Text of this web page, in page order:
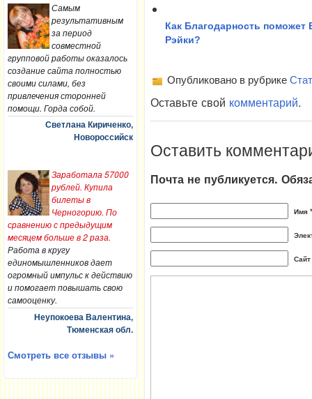
Самым
результативным
за период
совместной
групповой работы оказалось
создание сайта полностью
своими силами, без
привлечения сторонней
помощи. Горда собой.
Светлана Кириченко,
Новороссийск
Заработала 57000
рублей. Купила
билеты в
Черногорию. По
сравнению с предыдущим
месяцем больше в 2 раза.
Работа в кругу
единомышленников дает
огромный импульс к действию
и помогает повышать свою
самооценку.
Неупокоева Валентина,
Тюменская обл.
Смотреть все отзывы »
Как Благодарность
Рэйки?
Опубликовано в рубрике
Оставьте свой комментарий.
Оставить
Почта не публикуется.
Имя *
Сайт